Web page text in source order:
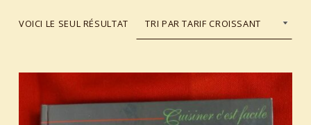
VOICI LE SEUL RÉSULTAT
List of products